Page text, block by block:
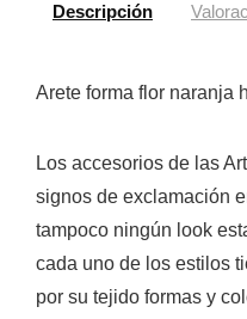
Descripción
Arete forma flor naranja
Los accesorios de las
signos de exclamación
tampoco ningún look
cada uno de los estilos
por su tejido formas y